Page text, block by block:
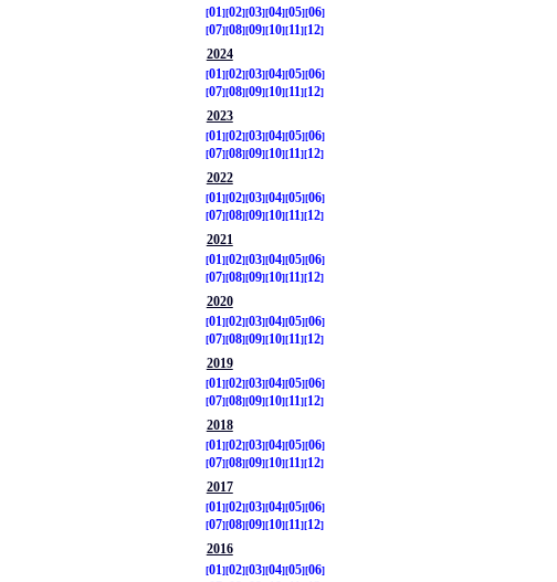
01
02 03 04 05 06
07 08 09 10 11
12
2024
01
02 03 04 05 06
07 08 09 10 11
12
2023
01
02 03 04 05 06
07 08 09 10 11
12
2022
01
02 03 04 05 06
07 08 09 10 11
12
2021
01
02 03 04 05 06
07 08 09 10 11
12
2020
01
02 03 04 05 06
07 08 09 10 11
12
2019
01
02 03 04 05 06
07 08 09 10 11
12
2018
01 02 03 04 05 06
07 08 09 10 11 12
2017
01 02 03 04 05 06
07 08 09 10 11 12
2016
01
02 03 04 05 06